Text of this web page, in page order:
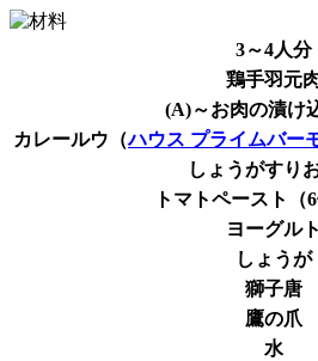
3～4人分
鶏手羽元
(A)～お肉の漬け
カレールウ（ハウス プライムバー
しょうがすり
トマトペースト（6
ヨーグルト
しょうが
獅子唐
鷹の爪
水